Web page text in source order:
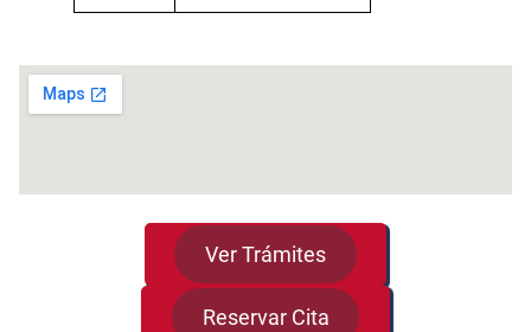
Ver Trámites
Reservar Cita